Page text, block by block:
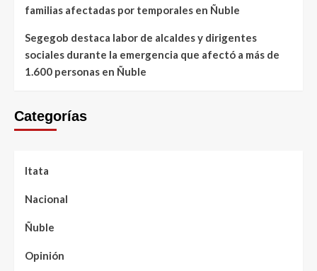
familias afectadas por temporales en Ñuble
Segegob destaca labor de alcaldes y dirigentes
sociales durante la emergencia que afectó a más de
1.600 personas en Ñuble
Categorías
Itata
Nacional
Ñuble
Opinión